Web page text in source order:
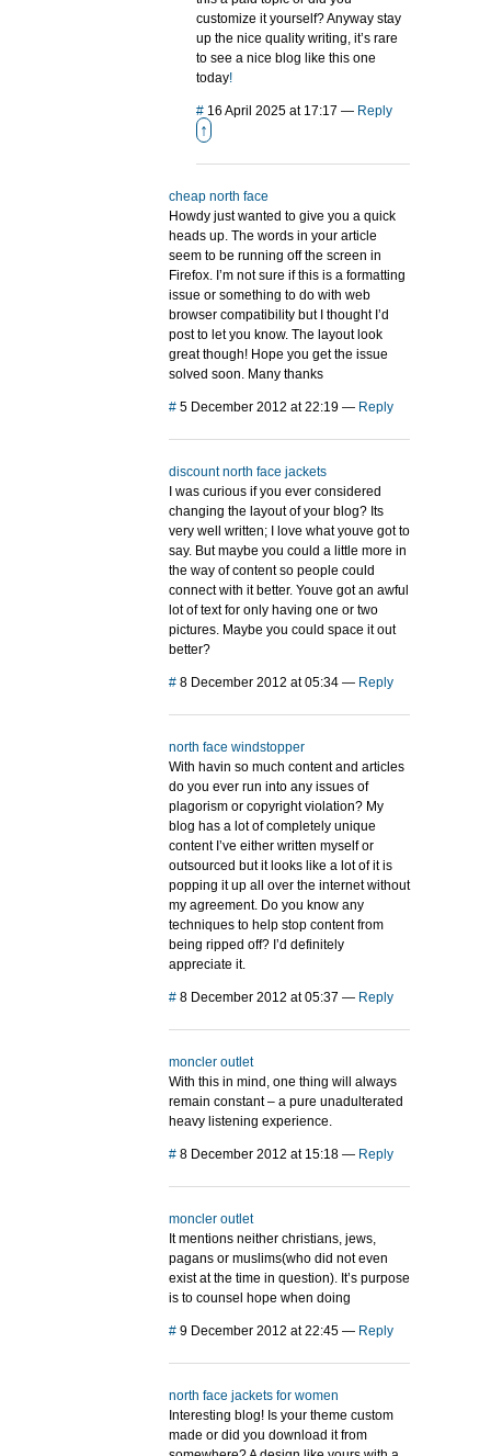
customize it yourself? Anyway stay
up the nice quality writing, it’s rare
to see a nice blog like this one
today!
# 16 April 2025 at 17:17 — Reply
↑
cheap north face
Howdy just wanted to give you a quick
heads up. The words in your article
seem to be running off the screen in
Firefox. I’m not sure if this is a formatting
issue or something to do with web
browser compatibility but I thought I’d
post to let you know. The layout look
great though! Hope you get the issue
solved soon. Many thanks
# 5 December 2012 at 22:19 — Reply
discount north face jackets
I was curious if you ever considered
changing the layout of your blog? Its
very well written; I love what youve got to
say. But maybe you could a little more in
the way of content so people could
connect with it better. Youve got an awful
lot of text for only having one or two
pictures. Maybe you could space it out
better?
# 8 December 2012 at 05:34 — Reply
north face windstopper
With havin so much content and articles
do you ever run into any issues of
plagorism or copyright violation? My
blog has a lot of completely unique
content I’ve either written myself or
outsourced but it looks like a lot of it is
popping it up all over the internet without
my agreement. Do you know any
techniques to help stop content from
being ripped off? I’d definitely
appreciate it.
# 8 December 2012 at 05:37 — Reply
moncler outlet
With this in mind, one thing will always
remain constant – a pure unadulterated
heavy listening experience.
# 8 December 2012 at 15:18 — Reply
moncler outlet
It mentions neither christians, jews,
pagans or muslims(who did not even
exist at the time in question). It’s purpose
is to counsel hope when doing
# 9 December 2012 at 22:45 — Reply
north face jackets for women
Interesting blog! Is your theme custom
made or did you download it from